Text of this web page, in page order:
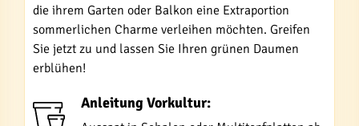
die ihrem Garten oder Balkon eine Extraportion
sommerlichen Charme verleihen möchten. Greifen
Sie jetzt zu und lassen Sie Ihren grünen Daumen
erblühen!
Anleitung Vorkultur: